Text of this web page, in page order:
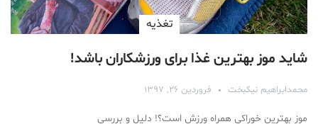
تغذیه
شاید موز بهترین غذا برای ورزشکاران باشد!
محمدابراهیم نیکبخت فروردین ۲۶, ۱۳۹۷
موز بهترین خوراکی همراه ورزش است؟! دلیل و بررسی